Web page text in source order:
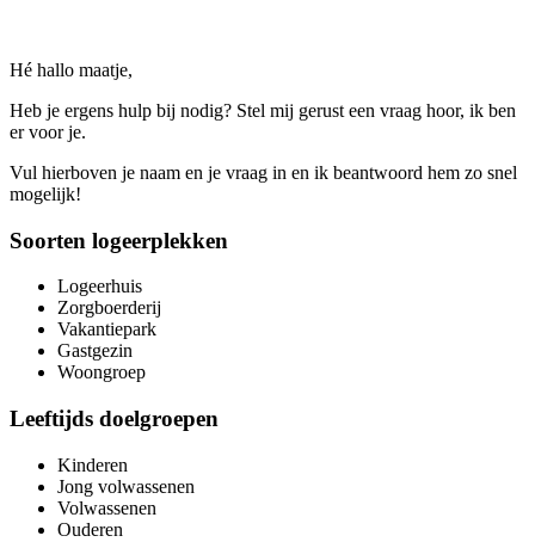
Hé hallo maatje,
Heb je ergens hulp bij nodig? Stel mij gerust een vraag hoor, ik ben
er voor je.
Vul hierboven je naam en je vraag in en ik beantwoord hem zo snel
mogelijk!
Soorten logeerplekken
Logeerhuis
Zorgboerderij
Vakantiepark
Gastgezin
Woongroep
Leeftijds doelgroepen
Kinderen
Jong volwassenen
Volwassenen
Ouderen